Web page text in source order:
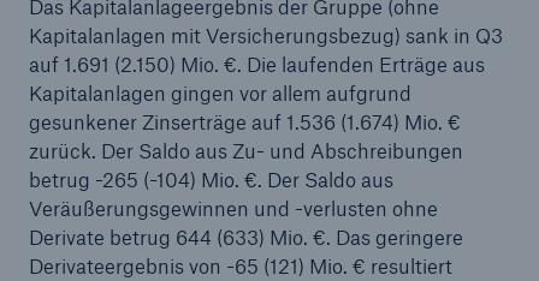
Das Kapitalanlageergebnis der Gruppe (ohne
Kapitalanlagen mit Versicherungsbezug) sank in Q3
auf 1.691 (2.150) Mio. €. Die laufenden Erträge aus
Kapitalanlagen gingen vor allem aufgrund
gesunkener Zinserträge auf 1.536 (1.674) Mio. €
zurück. Der Saldo aus Zu- und Abschreibungen
betrug -265 (-104) Mio. €. Der Saldo aus
Veräußerungsgewinnen und -verlusten ohne
Derivate betrug 644 (633) Mio. €. Das geringere
Derivateergebnis von -65 (121) Mio. € resultiert